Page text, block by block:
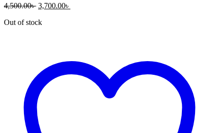
4,500.00৳ Original
was:
3,700.00৳
Out of stock